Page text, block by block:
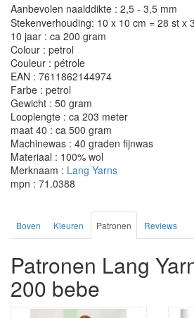
Aanbevolen naalddikte : 2,5 - 3,5 mm
Stekenverhouding: 10 x 10 cm = 28 st x
10 jaar : ca 200 gram
Colour : petrol
Couleur : pétrole
EAN : 7611862144974
Farbe : petrol
Gewicht : 50 gram
Looplengte : ca 203 meter
maat 40 : ca 500 gram
Machinewas : 40 graden fijnwas
Materiaal : 100% wol
Merknaam : Lang Yarns
mpn : 71.0388
Boven Kleuren Patronen Reviews
Patronen Lang
200 bebe